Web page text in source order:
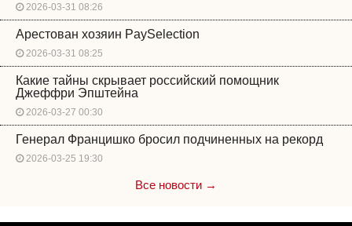
2026-03-31 08:26
Арестован хозяин PaySelection
2026-03-31 08:25
Какие тайны скрывает российский помощник
Джеффри Эпштейна
2026-03-27 00:30
Генерал Францишко бросил подчиненных на рекорд
2026-03-25 19:30
Все новости →